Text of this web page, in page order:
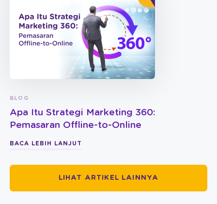
BLOG
Apa Itu Strategi Marketing 360:
Pemasaran Offline-to-Online
BACA LEBIH LANJUT
LIHAT ARTIKEL LAINNYA